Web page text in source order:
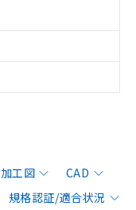
工図
CAD
規格認証/適合状況